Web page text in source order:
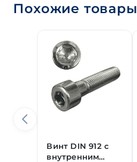
Похожие товары
Винт DIN 912 с
внутренним